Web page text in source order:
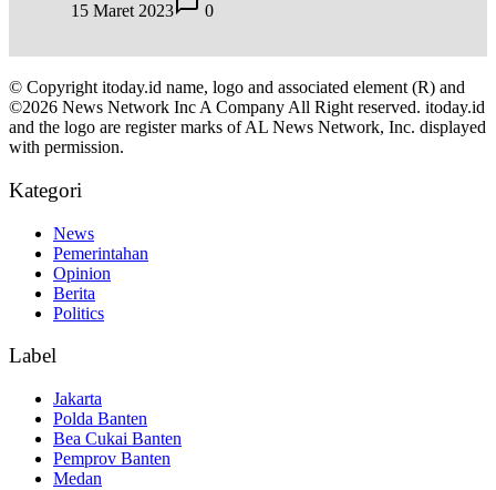
15 Maret 2023
0
© Copyright itoday.id name, logo and associated element (R) and
©2026 News Network Inc A Company All Right reserved. itoday.id
and the logo are register marks of AL News Network, Inc. displayed
with permission.
Kategori
News
Pemerintahan
Opinion
Berita
Politics
Label
Jakarta
Polda Banten
Bea Cukai Banten
Pemprov Banten
Medan